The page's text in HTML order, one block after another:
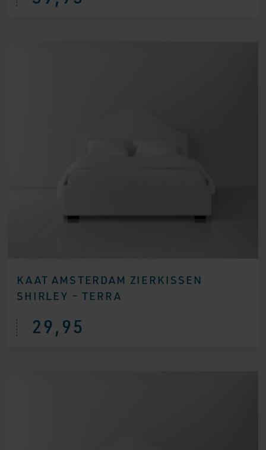
KAAT AMSTERDAM ZIERKISSEN
SHIRLEY – TERRA
29,95